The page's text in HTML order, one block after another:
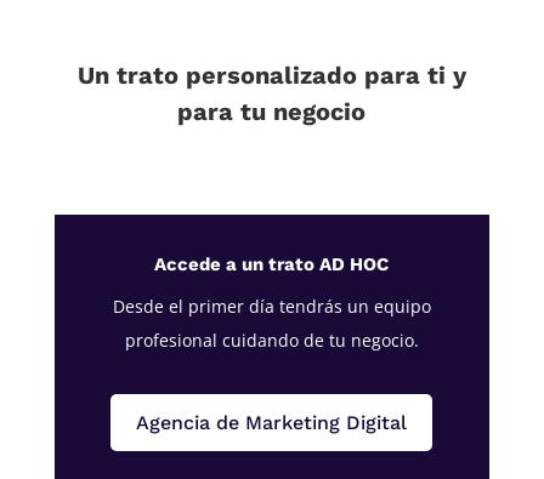
Un trato personalizado para ti y
para tu negocio
Accede a un trato AD HOC
Desde el primer día tendrás un equipo
profesional cuidando de tu negocio.
Agencia de Marketing Digital